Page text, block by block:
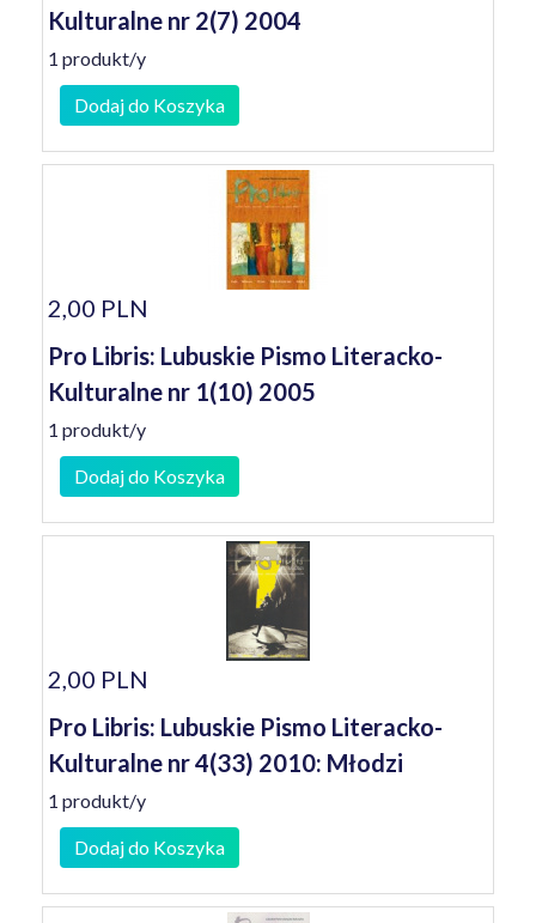
Kulturalne nr 2(7) 2004
1 produkt/y
Dodaj do Koszyka
2,00 PLN
Pro Libris: Lubuskie Pismo Literacko-
Kulturalne nr 1(10) 2005
1 produkt/y
Dodaj do Koszyka
2,00 PLN
Pro Libris: Lubuskie Pismo Literacko-
Kulturalne nr 4(33) 2010: Młodzi
1 produkt/y
Dodaj do Koszyka